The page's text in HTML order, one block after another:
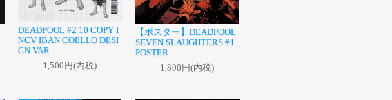
DEADPOOL #2 10 COPY I
NCV IBAN COELLO DESI
GN VAR
1,500円(内税)
【ポスター】DEADPOOL
SEVEN SLAUGHTERS #1
POSTER
1,800円(内税)